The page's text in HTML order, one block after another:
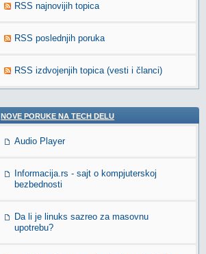
RSS najnovijih topica
RSS poslednjih poruka
RSS izdvojenjih topica (vesti i članci)
NOVE PORUKE NA TECH DELU
Audio Player
Informacija.rs - sajt o kompjuterskoj
bezbednosti
Da li je linuks sazreo za masovnu
upotrebu?